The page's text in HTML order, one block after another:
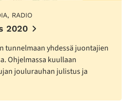
RADIO
2020
tunnelmaan yhdessä juontajien
Ohjelmassa kuullaan
joulurauhan julistus ja